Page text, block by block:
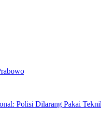
Polisi Dilarang Pakai